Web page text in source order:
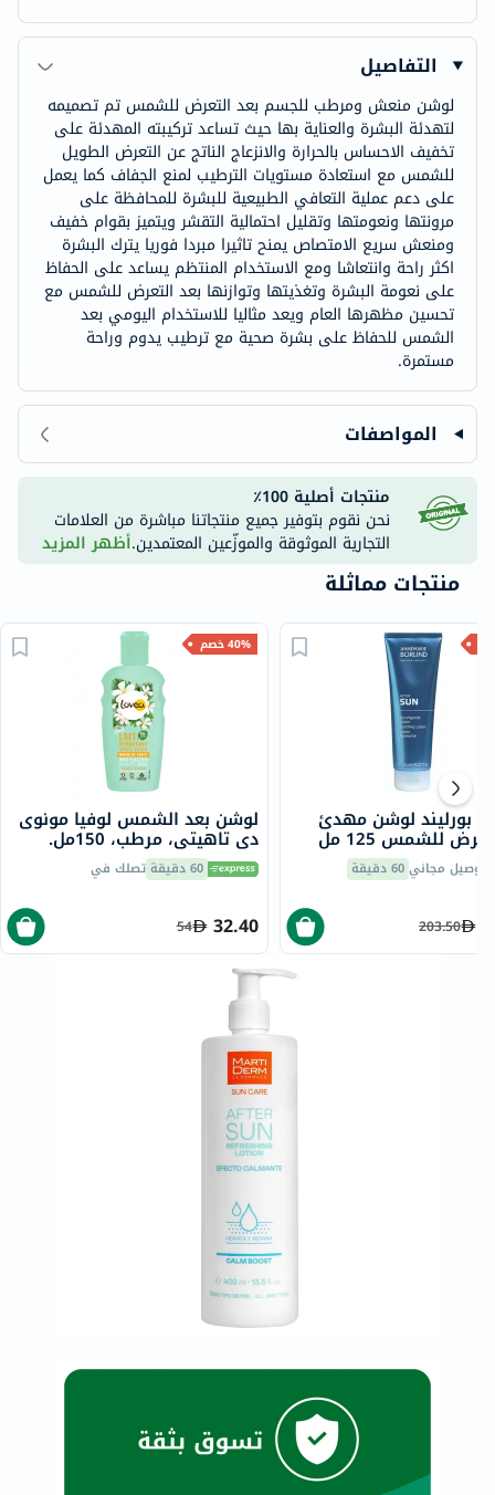
التفاصيل
لوشن منعش ومرطب للجسم بعد التعرض للشمس تم تصميمه
لتهدئة البشرة والعناية بها حيث تساعد تركيبته المهدئة على
تخفيف الاحساس بالحرارة والانزعاج الناتج عن التعرض الطويل
للشمس مع استعادة مستويات الترطيب لمنع الجفاف كما يعمل
على دعم عملية التعافي الطبيعية للبشرة للمحافظة على
مرونتها ونعومتها وتقليل احتمالية التقشر ويتميز بقوام خفيف
ومنعش سريع الامتصاص يمنح تاثيرا مبردا فوريا يترك البشرة
اكثر راحة وانتعاشا ومع الاستخدام المنتظم يساعد على الحفاظ
على نعومة البشرة وتغذيتها وتوازنها بعد التعرض للشمس مع
تحسين مظهرها العام ويعد مثاليا للاستخدام اليومي بعد
الشمس للحفاظ على بشرة صحية مع ترطيب يدوم وراحة
مستمرة.
المواصفات
منتجات أصلية 100٪
نحن نقوم بتوفير جميع منتجاتنا مباشرة من العلامات
التجارية الموثوقة والموزّعين المعتمدين.أظهر المزيد
منتجات مماثلة
40% خصم
لوشن بعد الشمس لوفيا مونوى
دي تاهيتي، مرطب، 150مل.
60 دقيقة تصلك في
32.40
54
بورليند لوشن مهدئ
للشمس 125 مل
توصيل مجاني60 دقيقة
203.50